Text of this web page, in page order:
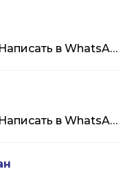
Написать в WhatsApp
Написать в WhatsApp